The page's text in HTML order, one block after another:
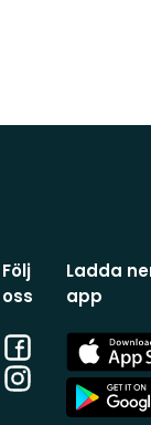
Följ
oss
Facebook
Instagram
Ladda
app
App
Store
App
Store